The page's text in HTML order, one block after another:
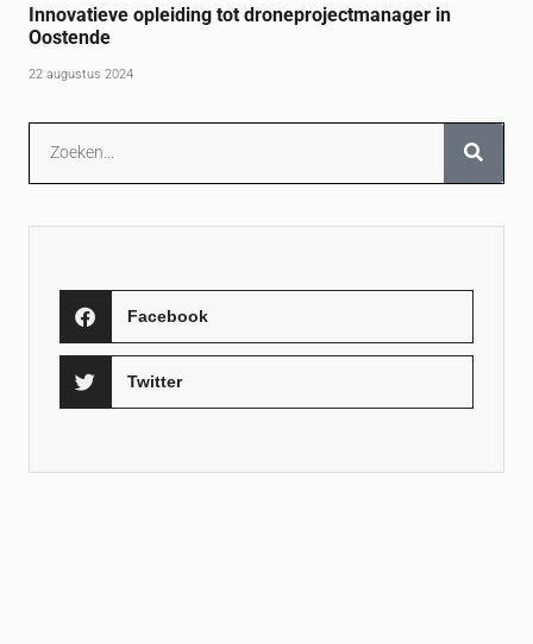
Innovatieve opleiding tot droneprojectmanager in
Oostende
22 augustus 2024
Facebook
Twitter